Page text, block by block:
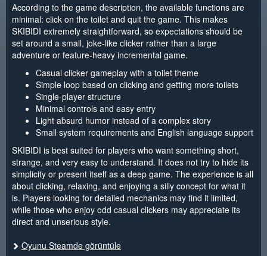
According to the game description, the available functions are
minimal: click on the toilet and quit the game. This makes
SKIBIDI extremely straightforward, so expectations should be
set around a small, joke-like clicker rather than a large
adventure or feature-heavy incremental game.
Casual clicker gameplay with a toilet theme
Simple loop based on clicking and getting more toilets
Single-player structure
Minimal controls and easy entry
Light absurd humor instead of a complex story
Small system requirements and English language support
SKIBIDI is best suited for players who want something short,
strange, and very easy to understand. It does not try to hide its
simplicity or present itself as a deep game. The experience is all
about clicking, relaxing, and enjoying a silly concept for what it
is. Players looking for detailed mechanics may find it limited,
while those who enjoy odd casual clickers may appreciate its
direct and unserious style.
Oyunu Steamde görüntüle